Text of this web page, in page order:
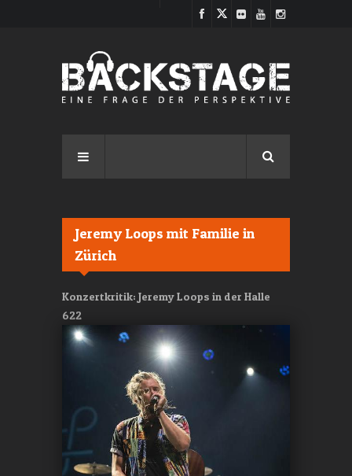
Jeremy Loops mit Familie in
Zürich
Konzertkritik: Jeremy Loops in der Halle
622